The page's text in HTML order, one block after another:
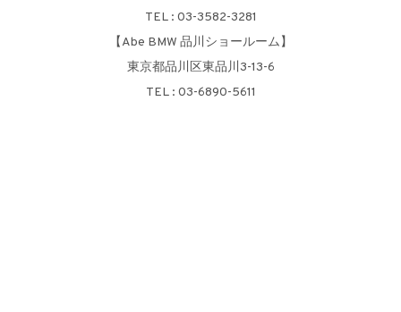
TEL : 03-3582-3281
【Abe BMW 品川ショールーム】
東京都品川区東品川3-13-6
TEL : 03-6890-5611